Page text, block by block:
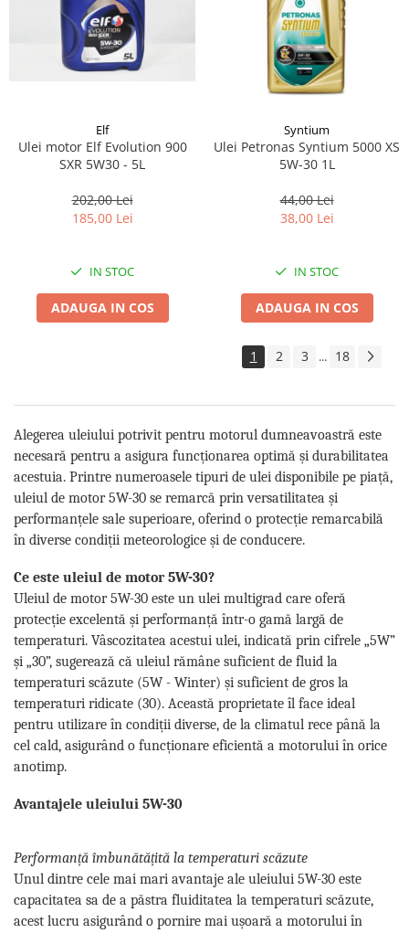
Elf
Ulei motor Elf Evolution 900
SXR 5W30 - 5L
202,00 Lei
185,00 Lei
IN STOC
ADAUGA IN COS
Syntium
Ulei Petronas Syntium 5000 XS
5W-30 1L
44,00 Lei
38,00 Lei
IN STOC
ADAUGA IN COS
1 2 3 ... 18
Alegerea uleiului potrivit pentru motorul dumneavoastră este
necesară pentru a asigura funcționarea optimă și durabilitatea
acestuia. Printre numeroasele tipuri de ulei disponibile pe piață,
uleiul de motor 5W-30 se remarcă prin versatilitatea și
performanțele sale superioare, oferind o protecție remarcabilă
în diverse condiții meteorologice și de conducere.
Ce este uleiul de motor 5W-30?
Uleiul de motor 5W-30 este un ulei multigrad care oferă
protecție excelentă și performanță într-o gamă largă de
temperaturi. Vâscozitatea acestui ulei, indicată prin cifrele „5W”
și „30”, sugerează că uleiul rămâne suficient de fluid la
temperaturi scăzute (5W - Winter) și suficient de gros la
temperaturi ridicate (30). Această proprietate îl face ideal
pentru utilizare în condiții diverse, de la climatul rece până la
cel cald, asigurând o funcționare eficientă a motorului în orice
anotimp.
Avantajele uleiului 5W-30
Performanță îmbunătățită la temperaturi scăzute
Unul dintre cele mai mari avantaje ale uleiului 5W-30 este
capacitatea sa de a păstra fluiditatea la temperaturi scăzute,
acest lucru asigurând o pornire mai ușoară a motorului în